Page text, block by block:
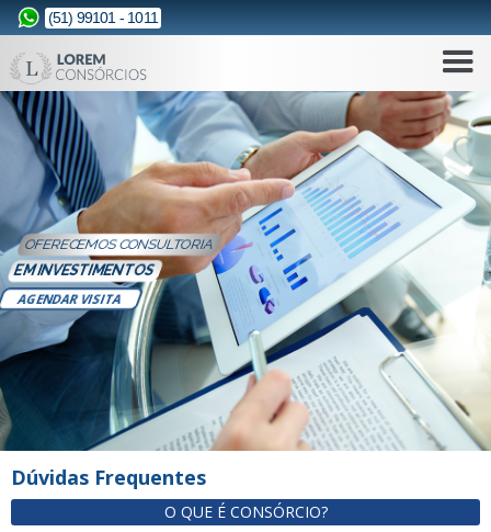
(51) 99101 - 1011
OFERECEMOS CONSULTORIA
EM INVESTIMENTOS
AGENDAR VISITA
Dúvidas Frequentes
O QUE É CONSÓRCIO?